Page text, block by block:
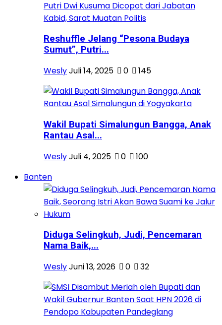
Reshuffle Jelang “Pesona Budaya
Sumut”, Putri...
WeslyJuli 14, 2025 0 145
Wakil Bupati Simalungun Bangga, Anak
Rantau Asal...
WeslyJuli 4, 2025 0
100
Banten
Diduga Selingkuh, Judi, Pencemaran
Nama Baik,...
WeslyJuni 13, 2026 0 32